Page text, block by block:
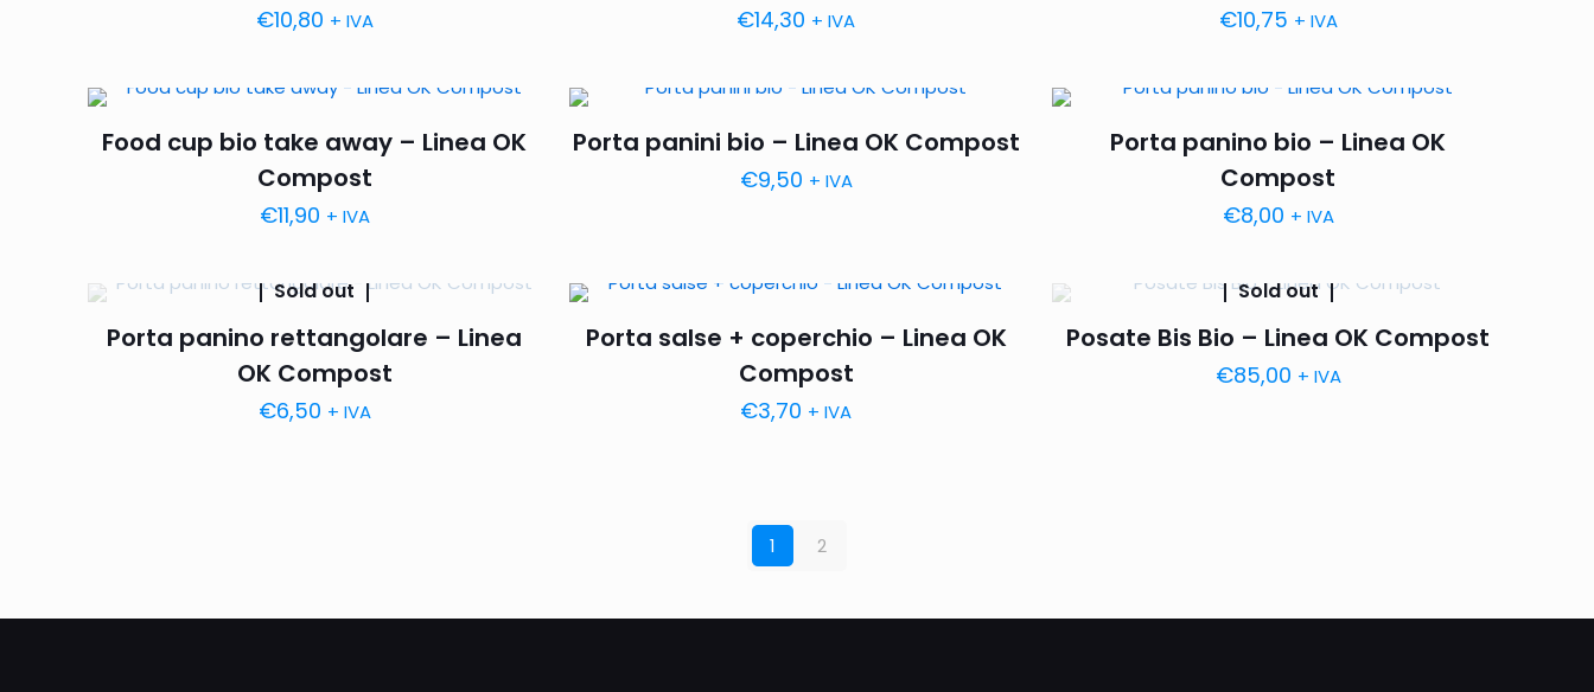
€10,80 + IVA €14,30 + IVA €10,75 + IVA
Food cup bio take away – Linea OK
Compost
€11,90 + IVA
Porta panini bio – Linea OK Compost
€9,50 + IVA
Porta panino bio – Linea OK
Compost
€8,00 + IVA
Sold out
Porta panino rettangolare – Linea
OK Compost
€6,50 + IVA
Porta salse + coperchio – Linea OK
Compost
€3,70 + IVA
Sold out
Posate Bis Bio – Linea OK Compost
€85,00 + IVA
1 2